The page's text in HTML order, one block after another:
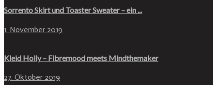
Sorrento Skirt und Toaster Sweater – ein ...
1. November 2019
Kleid Holly – Fibremood meets Mindthemaker
27. Oktober 2019